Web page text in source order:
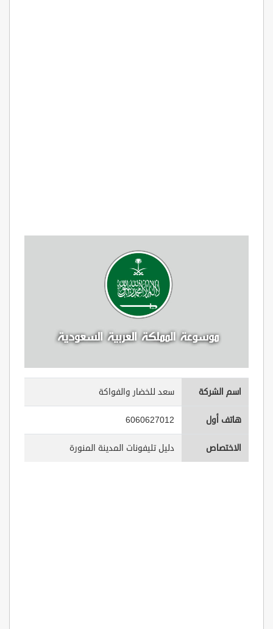
اسم الشركة سعد للخضار والفواكة
هاتف أول 6060627012
الاختصاص دليل تليفونات المدينة المنورة